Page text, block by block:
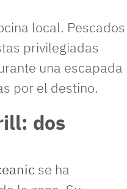
local. Pescados
privilegiadas
una escapada
por el destino.
dos
se ha